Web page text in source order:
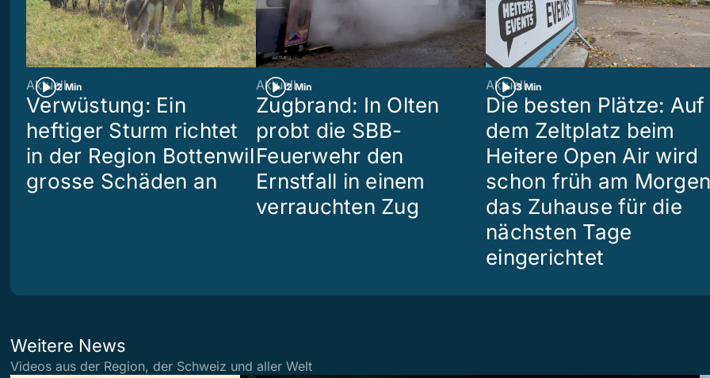
2 Min
Aktuell
Verwüstung: Ein
heftiger Sturm richtet
in der Region Bottenwil
grosse Schäden an
2 Min
Aktuell
Zugbrand: In Olten
probt die SBB-
Feuerwehr den
Ernstfall in einem
verrauchten Zug
3 Min
Aktuell
Die besten Plätze: Auf
dem Zeltplatz beim
Heitere Open Air wird
schon früh am Morgen
das Zuhause für die
nächsten Tage
eingerichtet
Weitere News
Videos aus der Region, der Schweiz und aller Welt